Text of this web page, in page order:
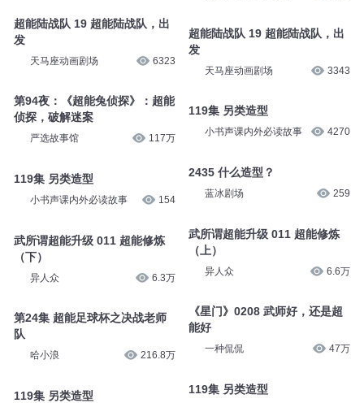
超能陆战队 19 超能陆战队，出
发
天马座动画剧场 6323
第94夜：《超能兔侦探》：超能
侦探，破解迷案
严选故事馆 117万
119集 另类造型
小书声课内外必读故事 154
武所谓超能升级 011 超能修炼
（下）
异人众 6.3万
第24集 超能足球杯之决战老师
队
哈小浪 216.8万
119集 另类造型
超能陆战队 19 超能陆战队，出
发
天马座动画剧场 3343
119集 另类造型
小书声课内外必读故事 4270
2435 什么造型？
蓝冰剧场 259
武所谓超能升级 011 超能修炼
（上）
异人众 6.6万
《星门》0208 武师好，还是超
能好
一种侃侃 47万
119集 另类造型